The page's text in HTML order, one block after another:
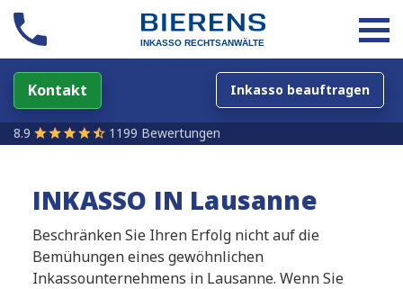
Kontakt Inkasso beauftragen
8.9 1199 Bewertungen
INKASSO IN Lausanne
Beschränken Sie Ihren Erfolg nicht auf die
Bemühungen eines gewöhnlichen
Inkassounternehmens in Lausanne. Wenn Sie